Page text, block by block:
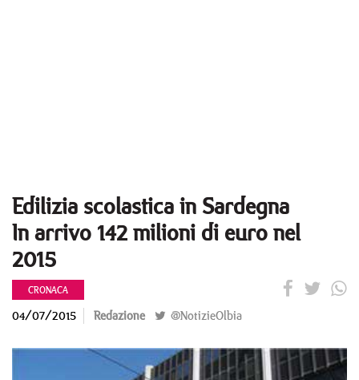
Edilizia scolastica in Sardegna
In arrivo 142 milioni di euro nel
2015
CRONACA
04/07/2015 Redazione @NotizieOlbia